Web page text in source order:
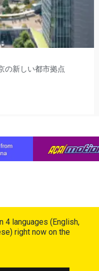
の新しい都市拠点
4 languages (English,
right now on the